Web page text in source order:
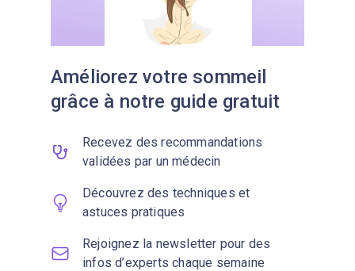
Améliorez votre sommeil
grâce à notre guide gratuit
Recevez des recommandations
validées par un médecin
Découvrez des techniques et
astuces pratiques
Rejoignez la newsletter pour des
infos d’experts chaque semaine